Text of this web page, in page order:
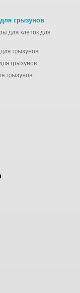
грызунов
для клеток для
грызунов
грызунов
грызунов